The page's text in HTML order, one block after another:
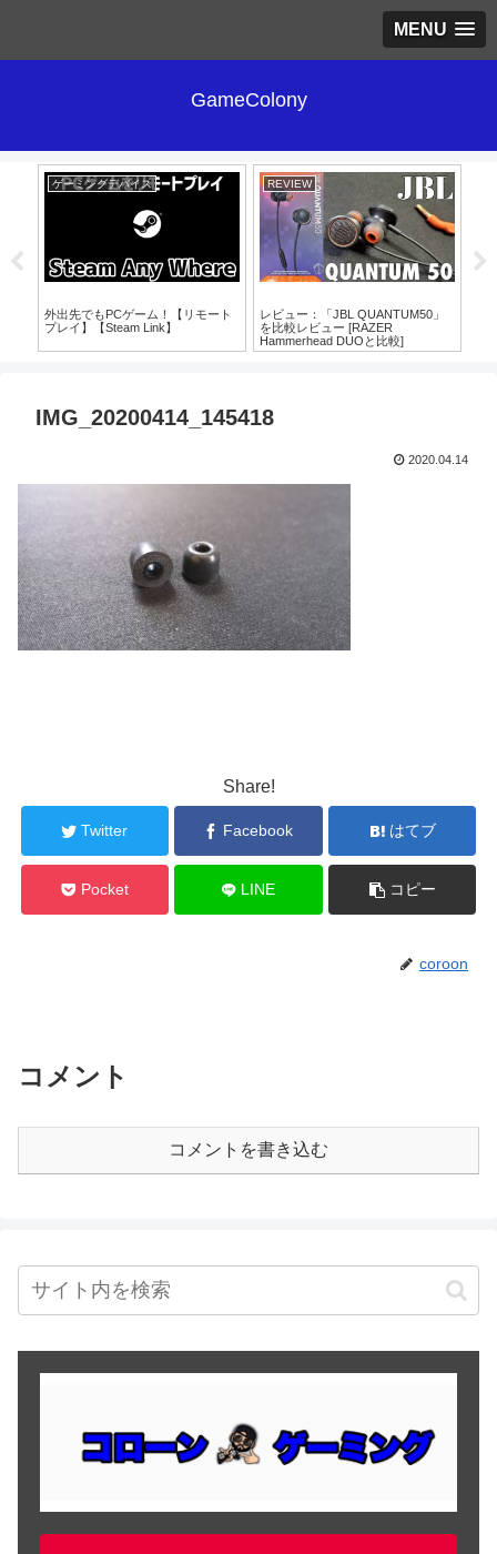
MENU
GameColony
ゲーミングデバイス
外出先でもPCゲーム！【リモート
プレイ】【Steam Link】
REVIEW
レビュー：「JBL QUANTUM50」
を比較レビュー [RAZER
Hammerhead DUOと比較]
IMG_20200414_145418
2020.04.14
Share!
Twitter Facebook はてブ
Pocket LINE コピー
coroon
コメント
コメントを書き込む